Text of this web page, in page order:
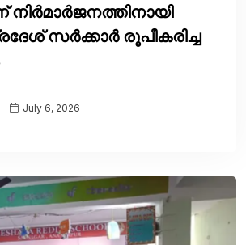
നിർമാർജനത്തിനായി
സർക്കാർ രൂപീകരിച്ച
July 6, 2026